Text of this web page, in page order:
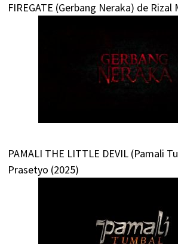
FIREGATE (Gerbang Neraka) de
PAMALI THE LITTLE DEVIL (Pamali
Prasetyo (2025)